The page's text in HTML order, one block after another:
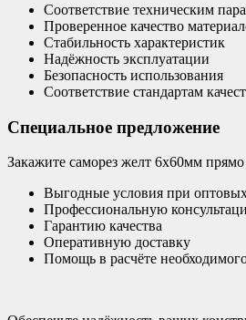
Соответствие техническим
Проверенное качество
Стабильность характеристик
Надёжность эксплуатации
Безопасность использования
Соответствие стандартам
Специальное предложение
Закажите саморез желт 6х60мм
Выгодные условия при
Профессиональную
Гарантию качества
Оперативную доставку
Помощь в расчёте